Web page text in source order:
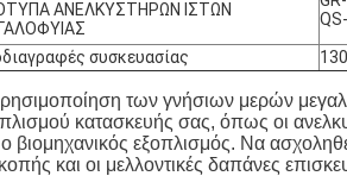
ΑΝΕΛΚΥΣΤΗΡΩΝ ΙΣΤΩΝ
συσκευασίας
των γνήσιων μερών
κατασκευής σας, όπως οι
ο βιομηχανικός εξοπλισμός. Να
και οι μελλοντικές δαπάνες